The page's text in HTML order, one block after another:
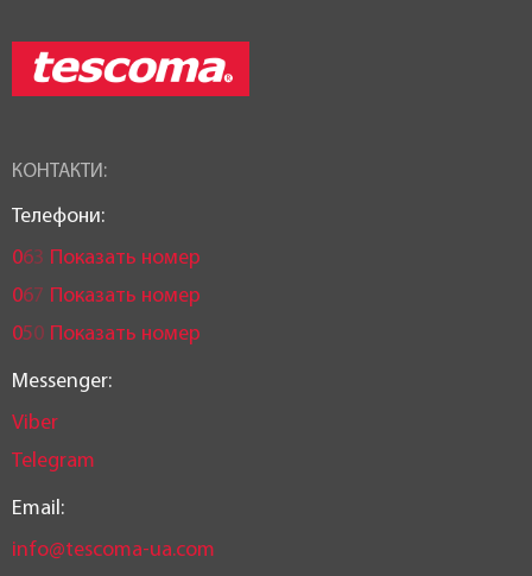
КОНТАКТИ:
Телефони:
063 Показать номер
067 Показать номер
050 Показать номер
Messenger:
Viber
Telegram
Email:
info@tescoma-ua.com